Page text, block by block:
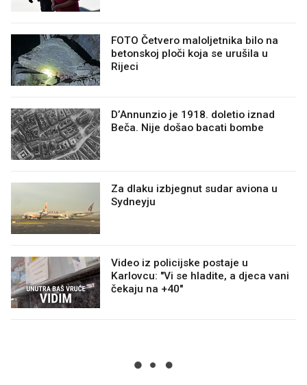
FOTO Četvero maloljetnika bilo na
betonskoj ploči koja se urušila u
Rijeci
D’Annunzio je 1918. doletio iznad
Beča. Nije došao bacati bombe
Za dlaku izbjegnut sudar aviona u
Sydneyju
Video iz policijske postaje u
Karlovcu: "Vi se hladite, a djeca vani
čekaju na +40"